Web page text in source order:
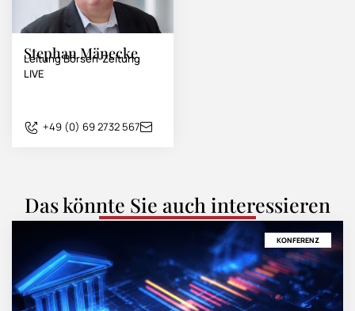
Stephan Mänecke
Leitung Börsen-Zeitung
LIVE
+49 (0) 69 2732 567
Das könnte Sie auch interessieren
KONFERENZ